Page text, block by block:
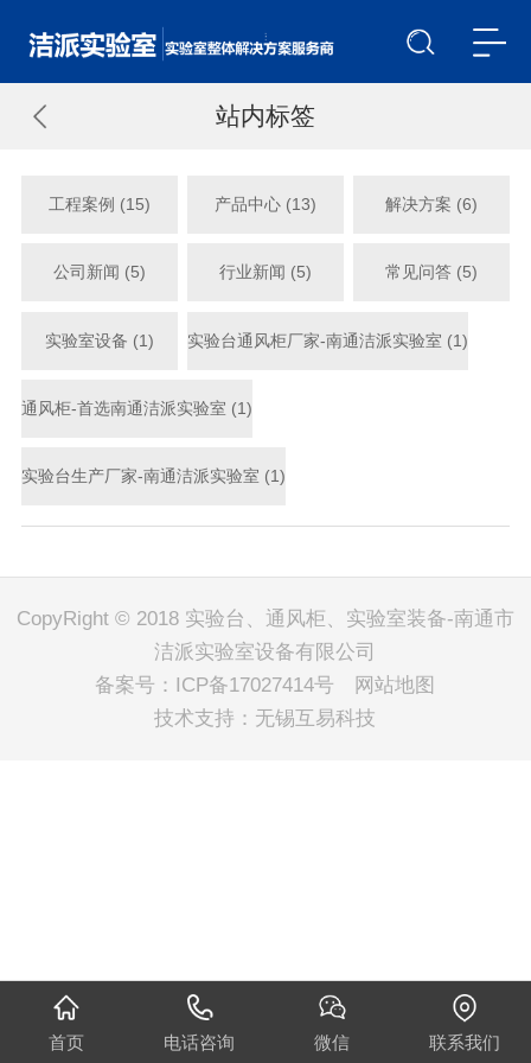
站内标签
工程案例 (15) 产品中心 (13) 解决方案 (6)
公司新闻 (5) 行业新闻 (5) 常见问答 (5)
实验室设备 (1) 实验台通风柜厂家-南通洁派实验室 (1)
通风柜-首选南通洁派实验室 (1)
实验台生产厂家-南通洁派实验室 (1)
CopyRight © 2018 实验台、通风柜、实验室装备-南通市
洁派实验室设备有限公司
备案号： ICP备17027414号
网站地图
技术支持： 无锡互易科技
首页 电话咨询 微信 联系我们